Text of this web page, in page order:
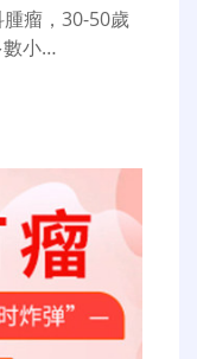
瘤，30-50歲
數小…